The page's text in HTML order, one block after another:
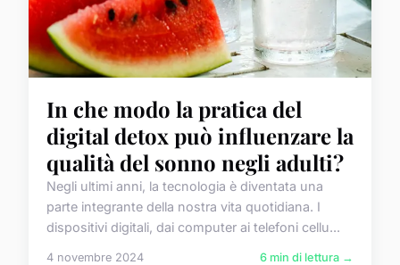
In che modo la pratica del
digital detox può influenzare la
qualità del sonno negli adulti?
Negli ultimi anni, la tecnologia è diventata una
parte integrante della nostra vita quotidiana. I
dispositivi digitali, dai computer ai telefoni cellu...
4 novembre 2024 6 min di lettura →